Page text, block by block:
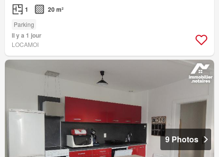
1 20 m²
Parking
Il y a 1 jour
LOCAMOI
9 Photos